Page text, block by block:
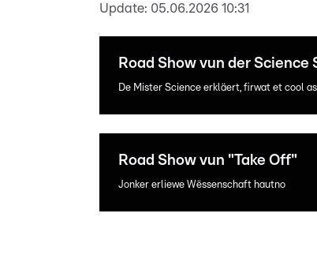
Update: 05.06.2026 10:31
Road Show vun der Science
De Mister Science erkläert, firwat et cool
Road Show vun "Take Off"
Jonker erliewe Wëssenschaft hautno